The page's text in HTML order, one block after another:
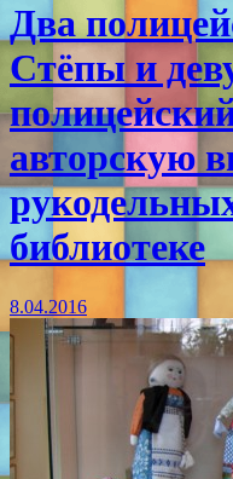
Два
Стёпы и
авторскую
библиотеке
8.04.2016